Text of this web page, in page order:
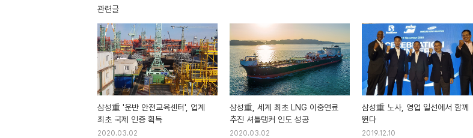
관련글
삼성重 '운반 안전교육센터', 업계
최초 국제 인증 획득
2020.03.02
삼성重, 세계 최초 LNG 이중연료
추진 셔틀탱커 인도 성공
2020.03.02
삼성重 노사, 영업 일선에서 함께
뛴다
2019.12.10